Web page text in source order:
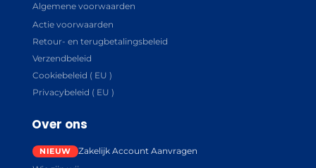
Algemene voorwaarden
Actie voorwaarden
Retour- en terugbetalingsbeleid
Verzendbeleid
Cookiebeleid ( EU )
Privacybeleid ( EU )
Over ons
Zakelijk Account Aanvragen